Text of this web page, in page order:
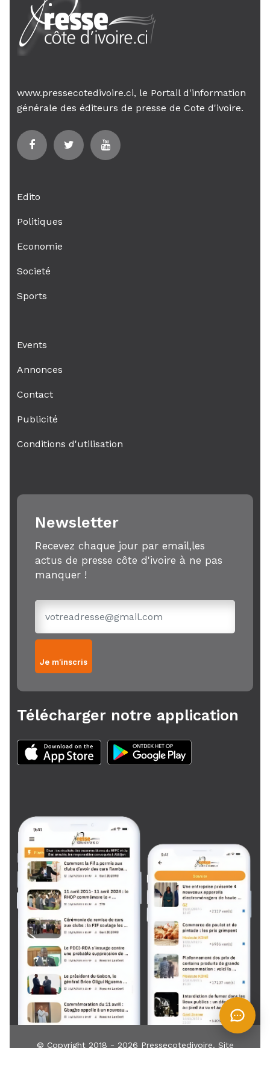
www.pressecotedivoire.ci, le Portail d'information
générale des éditeurs de presse de Cote d'ivoire.
Edito
Politiques
Economie
Societé
Sports
Events
Annonces
Contact
Publicité
Conditions d'utilisation
Newsletter
Recevez chaque jour par email,les
actus de presse côte d'ivoire à ne pas
manquer !
Je m'inscris
Télécharger notre application
© Copyright 2018 - 2026 Pressecotedivoire. Site